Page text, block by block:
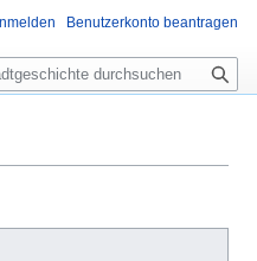
Benutzerkonto beantragen